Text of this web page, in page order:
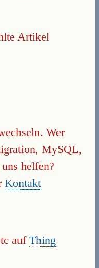
Artikel
Wer
MySQL,
helfen?
Kontakt
auf Thing